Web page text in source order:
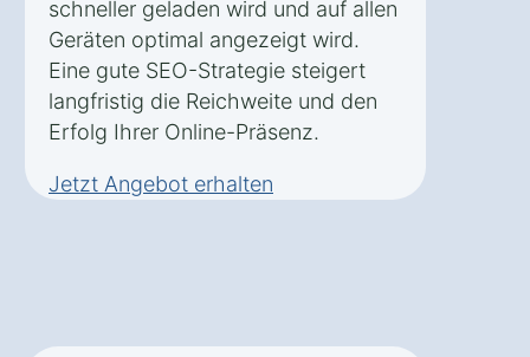
schneller geladen wird und auf allen
Geräten optimal angezeigt wird.
Eine gute SEO-Strategie steigert
langfristig die Reichweite und den
Erfolg Ihrer Online-Präsenz.
Jetzt Angebot erhalten